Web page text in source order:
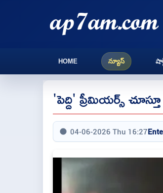
HOME న్యూస్
'పెద్ది' ప్రీమియర్స్
04-06-2026 Thu 16:27